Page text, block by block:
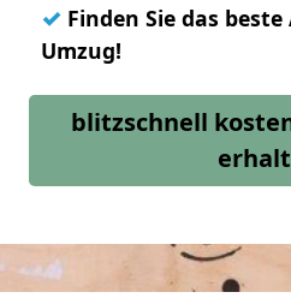
✓ Finden Sie das
Umzug!
blitzschnell